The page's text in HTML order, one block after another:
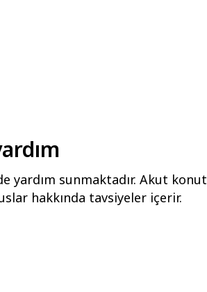
yardım sunmaktadır. Akut konut
hakkında tavsiyeler içerir.